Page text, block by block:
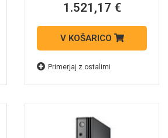
1.521,17 €
V KOŠARICO
Primerjaj z ostalimi